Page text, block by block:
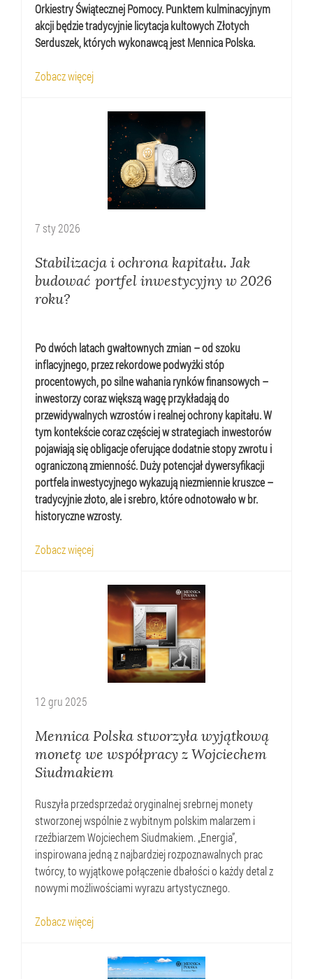
Orkiestry Świątecznej Pomocy. Punktem kulminacyjnym
akcji będzie tradycyjnie licytacja kultowych Złotych
Serduszek, których wykonawcą jest Mennica Polska.
Zobacz więcej
7sty2026
Stabilizacja i ochrona kapitału. Jak
budować portfel inwestycyjny w 2026
roku?
Po dwóch latach gwałtownych zmian – od szoku
inflacyjnego, przez rekordowe podwyżki stóp
procentowych, po silne wahania rynków finansowych –
inwestorzy coraz większą wagę przykładają do
przewidywalnych wzrostów i realnej ochrony kapitału. W
tym kontekście coraz częściej w strategiach inwestorów
pojawiają się obligacje oferujące dodatnie stopy zwrotu i
ograniczoną zmienność. Duży potencjał dywersyfikacji
portfela inwestycyjnego wykazują niezmiennie kruszce –
tradycyjnie złoto, ale i srebro, które odnotowało w br.
historyczne wzrosty.
Zobacz więcej
12gru 2025
Mennica Polska stworzyła wyjątkową
monetę we współpracy z Wojciechem
Siudmakiem
Ruszyła przedsprzedaż oryginalnej srebrnej monety
stworzonej wspólnie z wybitnym polskim malarzem i
rzeźbiarzem Wojciechem Siudmakiem. „Energia”,
inspirowana jedną z najbardziej rozpoznawalnych prac
twórcy, to wyjątkowe połączenie dbałości o każdy detal z
nowymi możliwościami wyrazu artystycznego.
Zobacz więcej